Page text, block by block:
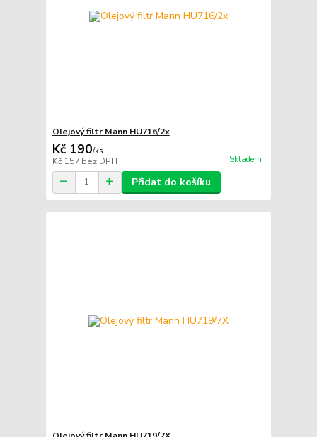
Olejový filtr Mann HU716/2x
Kč 190/ks
Kč 157 bez DPH Skladem
Přidat do košíku